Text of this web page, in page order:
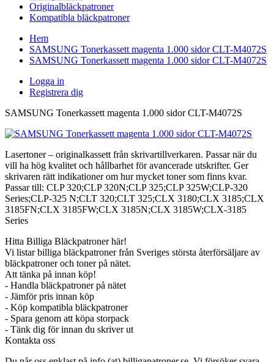
Originalbläckpatroner
Kompatibla bläckpatroner
Hem
SAMSUNG Tonerkassett magenta 1.000 sidor CLT-M4072S
SAMSUNG Tonerkassett magenta 1.000 sidor CLT-M4072S
Logga in
Registrera dig
SAMSUNG Tonerkassett magenta 1.000 sidor CLT-M4072S
Lasertoner – originalkassett från skrivartillverkaren. Passar när du
vill ha hög kvalitet och hållbarhet för avancerade utskrifter. Ger
skrivaren rätt indikationer om hur mycket toner som finns kvar.
Passar till: CLP 320;CLP 320N;CLP 325;CLP 325W;CLP-320
Series;CLP-325 N;CLT 320;CLT 325;CLX 3180;CLX 3185;CLX
3185FN;CLX 3185FW;CLX 3185N;CLX 3185W;CLX-3185
Series
Hitta Billiga Bläckpatroner här!
Vi listar billiga bläckpatroner från Sveriges största återförsäljare av
bläckpatroner och toner på nätet.
Att tänka på innan köp!
- Handla bläckpatroner på nätet
- Jämför pris innan köp
- Köp kompatibla bläckpatroner
- Spara genom att köpa storpack
- Tänk dig för innan du skriver ut
Kontakta oss